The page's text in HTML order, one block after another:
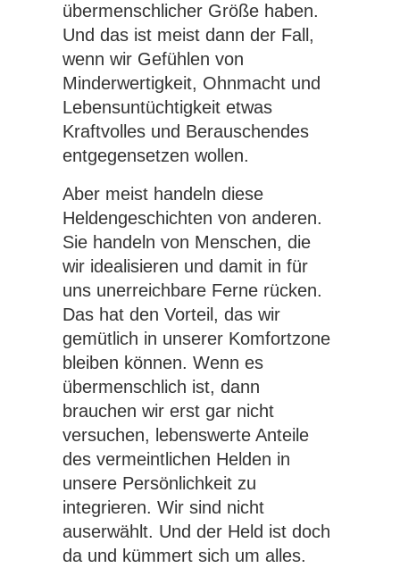
übermenschlicher Größe haben.
Und das ist meist dann der Fall,
wenn wir Gefühlen von
Minderwertigkeit, Ohnmacht und
Lebensuntüchtigkeit etwas
Kraftvolles und Berauschendes
entgegensetzen wollen.
Aber meist handeln diese
Heldengeschichten von anderen.
Sie handeln von Menschen, die
wir idealisieren und damit in für
uns unerreichbare Ferne rücken.
Das hat den Vorteil, das wir
gemütlich in unserer Komfortzone
bleiben können. Wenn es
übermenschlich ist, dann
brauchen wir erst gar nicht
versuchen, lebenswerte Anteile
des vermeintlichen Helden in
unsere Persönlichkeit zu
integrieren. Wir sind nicht
auserwählt. Und der Held ist doch
da und kümmert sich um alles.